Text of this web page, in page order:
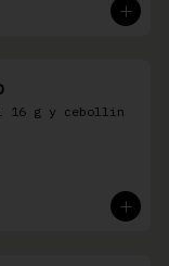
16 g y cebollin